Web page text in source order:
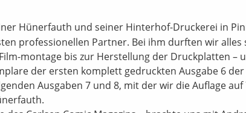
Hünerfauth und seiner Hinterhof-Druckerei in
professionellen Partner. Bei ihm durften wir alles
montage bis zur Herstellung der Druckplatten –
der ersten komplett gedruckten Ausgabe 6 der
Ausgaben 7 und 8, mit der wir die Auflage auf